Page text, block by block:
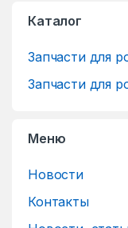
Каталог
Запчасти для
Запчасти для
Меню
Новости
Контакты